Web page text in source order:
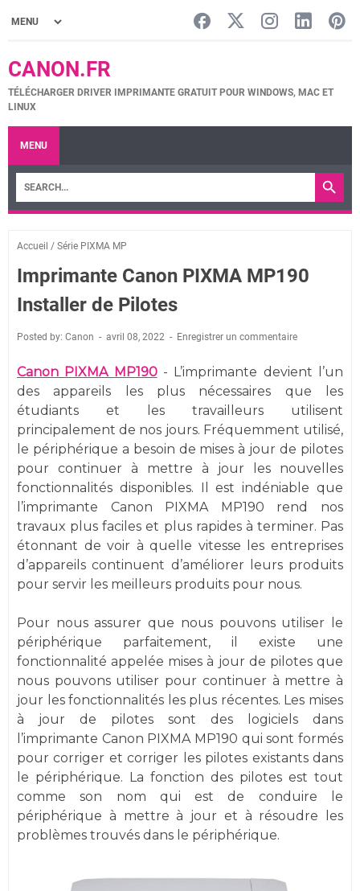
CANON.FR
TÉLÉCHARGER DRIVER IMPRIMANTE GRATUIT POUR WINDOWS, MAC ET
LINUX
MENU
Accueil / Série PIXMA MP
Imprimante Canon PIXMA MP190
Installer de Pilotes
Posted by: Canon avril 08, 2022 Enregistrer un commentaire
Canon PIXMA MP190- L’imprimante devient l’un
des appareils les plus nécessaires que les
étudiants et les travailleurs utilisent
principalement de nos jours. Fréquemment utilisé,
le périphérique a besoin de mises à jour de pilotes
pour continuer à mettre à jour les nouvelles
fonctionnalités disponibles. Il est indéniable que
l’imprimante Canon PIXMA MP190 rend nos
travaux plus faciles et plus rapides à terminer. Pas
étonnant de voir à quelle vitesse les entreprises
d’appareils continuent d’améliorer leurs produits
pour servir les meilleurs produits pour nous.
Pour nous assurer que nous pouvons utiliser le
périphérique parfaitement, il existe une
fonctionnalité appelée mises à jour de pilotes que
nous pouvons utiliser pour continuer à mettre à
jour les fonctionnalités les plus récentes. Les mises
à jour de pilotes sont des logiciels dans
l’imprimante Canon PIXMA MP190 qui sont formés
pour corriger et corriger les pilotes existants dans
le périphérique. La fonction des pilotes est tout
comme son nom qui est de conduire le
périphérique à mettre à jour et à résoudre les
problèmes trouvés dans le périphérique.